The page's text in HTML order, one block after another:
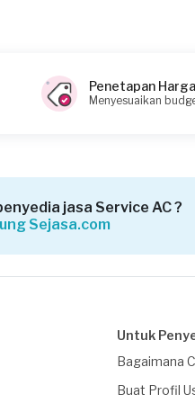
Penetapan
Menyesuaikan
jasa Service AC ?
Sejasa.com
Untuk
Bagaimana
Buat Profil